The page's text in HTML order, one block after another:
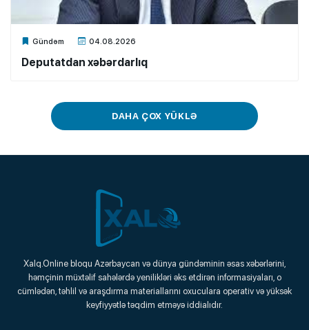
Gündəm 04.08.2026
Xalq.Online
Deputatdan xəbərdarlıq
DAHA ÇOX YÜKLƏ
Xalq.Online
Onlayn Platforma
Xalq.Online bloqu Azərbaycan və dünya gündəminin əsas xəbərlərini,
həmçinin müxtəlif sahələrdə yenilikləri əks etdirən informasiyaları, o
cümlədən, təhlil və araşdırma materiallarını oxuculara operativ və yüksək
keyfiyyətlə təqdim etməyə iddialıdır.